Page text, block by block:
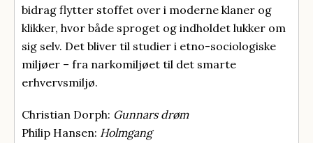
bidrag flytter stoffet over i moderne klaner og
klikker, hvor både sproget og indholdet lukker om
sig selv. Det bliver til studier i etno-sociologiske
miljøer – fra narkomiljøet til det smarte
erhvervsmiljø.
Christian Dorph: Gunnars drøm
Philip Hansen: Holmgang